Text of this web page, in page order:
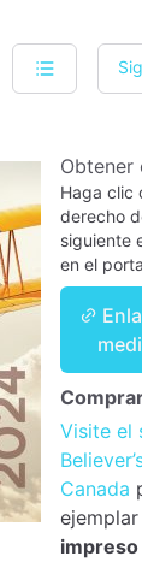
Obtener
Haga clic
derecho
siguiente
en el
Visite el
Canada
ejemplar
impreso